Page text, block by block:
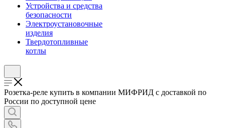
Устройства и средства
безопасности
Электроустановочные
изделия
Твердотопливные
котлы
Розетка-реле купить в компании МИФРИД с доставкой по
России по доступной цене